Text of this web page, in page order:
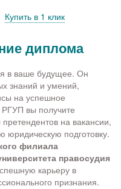
Купить в 1 клик
диплома
в ваше будущее. Он
знаний и умений,
на успешное
вы получите
на вакансии,
юридическую подготовку.
филиала
правосудия
карьеру в
признания.